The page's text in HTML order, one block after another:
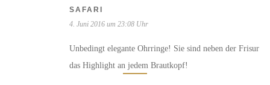
SAFARI
4. Juni 2016 um 23:08 Uhr
Unbedingt elegante Ohrringe! Sie sind neben der Frisur
das Highlight an jedem Brautkopf!